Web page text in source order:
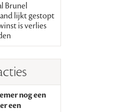
Brunel
lijkt gestopt
is verlies
nog een
een